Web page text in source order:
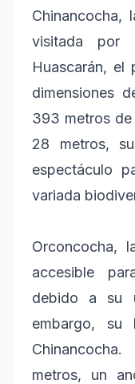
Chinancocha,
visitada por
Huascarán, el
dimensiones
393 metros
28 metros,
espectáculo
variada
Orconcocha,
accesible
debido a su
embargo,
metros, un